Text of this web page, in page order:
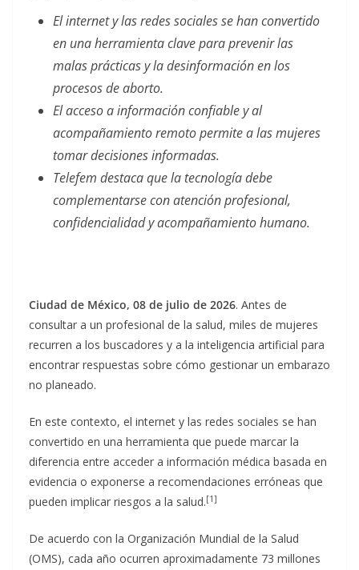
El internet y las redes sociales se han convertido
en una herramienta clave para prevenir las
malas prácticas y la desinformación en los
procesos de aborto.
El acceso a información confiable y al
acompañamiento remoto permite a las mujeres
tomar decisiones informadas.
Telefem destaca que la tecnología debe
complementarse con atención profesional,
confidencialidad y acompañamiento humano.
Ciudad de México, 08 de julio de 2026. Antes de
consultar a un profesional de la salud, miles de mujeres
recurren a los buscadores y a la inteligencia artificial para
encontrar respuestas sobre cómo gestionar un embarazo
no planeado.
En este contexto, el internet y las redes sociales se han
convertido en una herramienta que puede marcar la
diferencia entre acceder a información médica basada en
evidencia o exponerse a recomendaciones erróneas que
pueden implicar riesgos a la salud.[1]
De acuerdo con la Organización Mundial de la Salud
(OMS), cada año ocurren aproximadamente 73 millones